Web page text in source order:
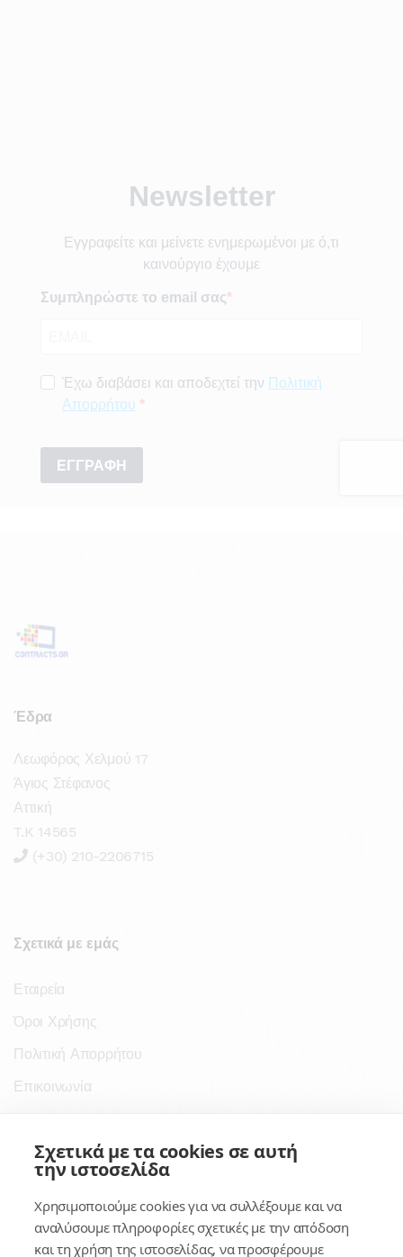
Έδρα
Λεωφόρος Χελμού 17
Άγιος Στέφανος
Αττική
T.K 14565
(+30) 210-2206715
Σχετικά με εμάς
Εταιρεία
Όροι Χρήσης
Πολιτική Απορρήτου
Επικοινωνία
Σύνδεσμοι
Κέντρο Γνώσης
Πλατφόρμα
Σχετικά με τα cookies σε αυτή
την ιστοσελίδα
Χρησιμοποιούμε cookies για να συλλέξουμε και να
αναλύσουμε πληροφορίες σχετικές με την απόδοση
και τη χρήση της ιστοσελίδας, να προσφέρουμε